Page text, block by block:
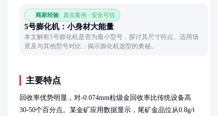
商家经验 真实案例 · 安全可信
5号膨化机：小身材大能量
本文解析5号膨化机是否为最小型号，探讨其尺寸特点、适用场
景及与其他型号对比，揭示膨化机选型的奥秘。
主要特点
回收率优势明显，对-0.074mm粒级金回收率比传统设备高
30-50个百分点。某金矿应用数据显示，尾矿金品位从0.8g/t